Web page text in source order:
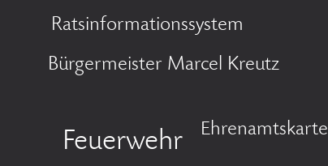
Ratsinformationssystem
Bürgermeister Marcel Kreutz
Feuerwehr Ehrenamtskarte